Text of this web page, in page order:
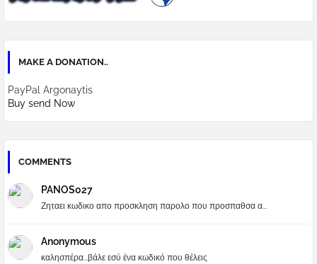
MAKE A DONATION..
PayPal Argonaytis
Buy send Now
COMMENTS
PANOS027
Ζηταει κωδικο απο προσκληση παρολο που προσπαθσα α...
Anonymous
καλησπέρα...βάλε εσύ ένα κωδικό που θέλεις